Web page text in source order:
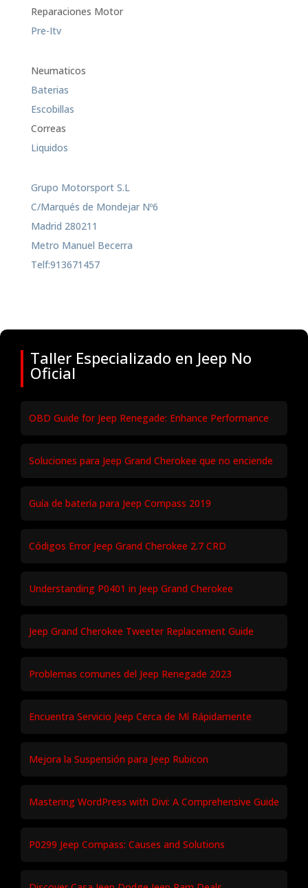
Reparaciones Motor
Pre-Itv
Neumaticos
Baterias
Escobillas
Correas
Liquidos
Grupo Motorsport S.L
C/Marqués de Mondejar Nº6
Madrid 280211
Metro Manuel Becerra
Telf:913671457
Taller Especializado en Jeep No
Oficial
OBD Guide for Jeep Renegade: Enhance Performance
Soluciones para Jeep Grand Cherokee que no enciende
Guía de batería para Jeep Compass 2019
Códigos Error Jeep Grand Cherokee 2.7 CRD
Understanding P0401 in Jeep Grand Cherokee
Jeep Grand Cherokee Tweeter Replacement Guide
Problemas comunes del Jeep Renegade 2023
Encuentra Servicio Jeep Cerca de Mí Rápidamente
Mejora la Suspensión para Jeep Rubicon
Mastering WordPress with Divi: A Comprehensive Guide
P0299 Jeep Compass: Causes and Solutions